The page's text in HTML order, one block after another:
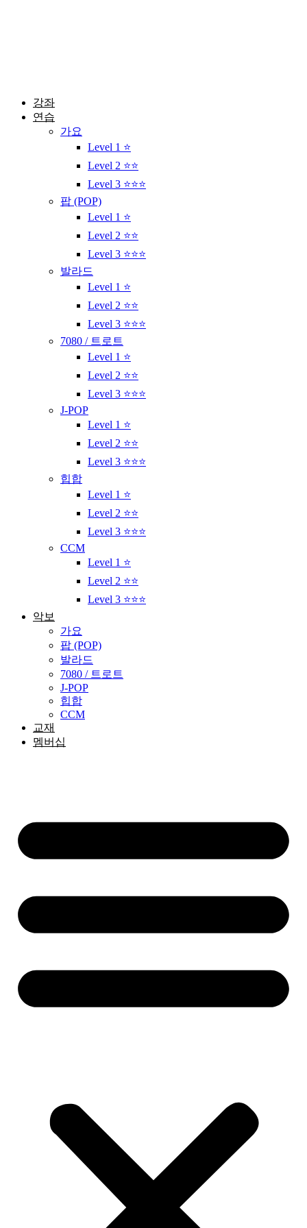
강좌
연습
가요
Level 1 ⭐
Level 2 ⭐⭐
Level 3 ⭐⭐⭐
팝 (POP)
Level 1 ⭐
Level 2 ⭐⭐
Level 3 ⭐⭐⭐
발라드
Level 1 ⭐
Level 2 ⭐⭐
Level 3 ⭐⭐⭐
7080 / 트로트
Level 1 ⭐
Level 2 ⭐⭐
Level 3 ⭐⭐⭐
J-POP
Level 1 ⭐
Level 2 ⭐⭐
Level 3 ⭐⭐⭐
힙합
Level 1 ⭐
Level 2 ⭐⭐
Level 3 ⭐⭐⭐
CCM
Level 1 ⭐
Level 2 ⭐⭐
Level 3 ⭐⭐⭐
악보
가요
팝 (POP)
발라드
7080 / 트로트
J-POP
힙합
CCM
교재
멤버십